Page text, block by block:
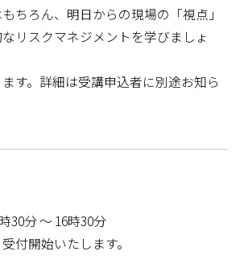
ちろん、明日からの現場の「視点」
リスクマネジメントを学びましょ
す。詳細は受講申込者に別途お知ら
30分 ～ 16時30分
付開始いたします。